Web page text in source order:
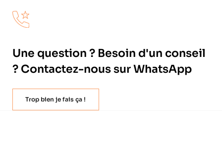
Une question ? Besoin d'un conseil
? Contactez-nous sur WhatsApp
Trop bien je fais ça !